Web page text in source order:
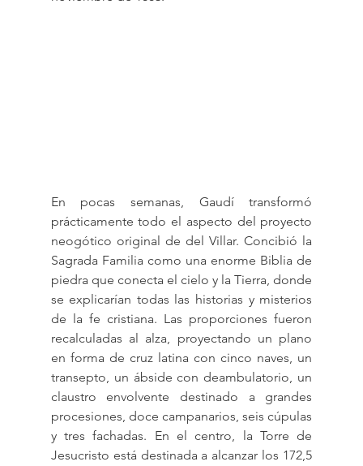
En pocas semanas, Gaudí transformó
prácticamente todo el aspecto del proyecto
neogótico original de del Villar. Concibió la
Sagrada Familia como una enorme Biblia de
piedra que conecta el cielo y la Tierra, donde
se explicarían todas las historias y misterios
de la fe cristiana. Las proporciones fueron
recalculadas al alza, proyectando un plano
en forma de cruz latina con cinco naves, un
transepto, un ábside con deambulatorio, un
claustro envolvente destinado a grandes
procesiones, doce campanarios, seis cúpulas
y tres fachadas. En el centro, la Torre de
Jesucristo está destinada a alcanzar los 172,5